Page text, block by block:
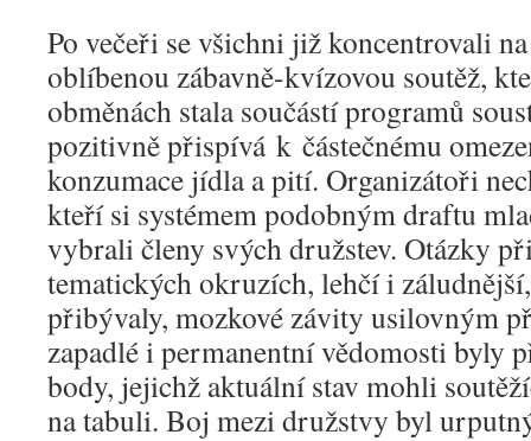
Po večeři se všichni již koncentrovali
oblíbenou zábavně-kvízovou soutěž,
obměnách stala součástí programů
pozitivně přispívá k částečnému
konzumace jídla a pití. Organizátoři
kteří si systémem podobným draftu
vybrali členy svých družstev. Otázky
tematických okruzích, lehčí i
přibývaly, mozkové závity usilovným
zapadlé i permanentní vědomosti byly
body, jejichž aktuální stav mohli
na tabuli. Boj mezi družstvy byl